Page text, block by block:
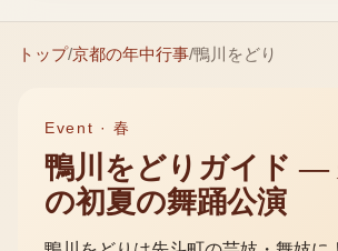
トップ/京都の年中行事/鴨川をどり
Event ·春
鴨川をどりガイド —
の初夏の舞踊公演